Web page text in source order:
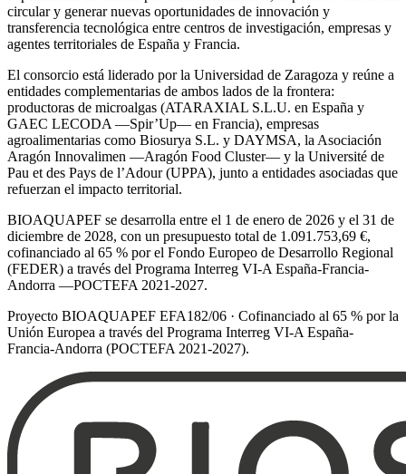
circular y generar nuevas oportunidades de innovación y
transferencia tecnológica entre centros de investigación, empresas y
agentes territoriales de España y Francia.
El consorcio está liderado por la Universidad de Zaragoza y reúne a
entidades complementarias de ambos lados de la frontera:
productoras de microalgas (ATARAXIAL S.L.U. en España y
GAEC LECODA —Spir’Up— en Francia), empresas
agroalimentarias como Biosurya S.L. y DAYMSA, la Asociación
Aragón Innovalimen —Aragón Food Cluster— y la Université de
Pau et des Pays de l’Adour (UPPA), junto a entidades asociadas que
refuerzan el impacto territorial.
BIOAQUAPEF se desarrolla entre el 1 de enero de 2026 y el 31 de
diciembre de 2028, con un presupuesto total de 1.091.753,69 €,
cofinanciado al 65 % por el Fondo Europeo de Desarrollo Regional
(FEDER) a través del Programa Interreg VI-A España-Francia-
Andorra —POCTEFA 2021-2027.
Proyecto BIOAQUAPEF EFA182/06 · Cofinanciado al 65 % por la
Unión Europea a través del Programa Interreg VI-A España-
Francia-Andorra (POCTEFA 2021-2027).